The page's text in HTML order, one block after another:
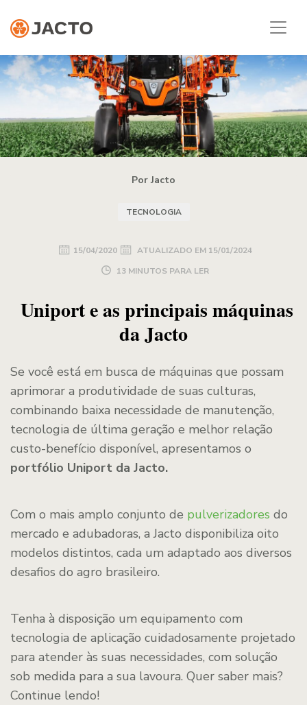
Por Jacto
TECNOLOGIA
15/04/2020 ATUALIZADO EM 15/01/2024
13 MINUTOS PARA LER
Uniport e as principais máquinas
da Jacto
Se você está em busca de máquinas que possam
aprimorar a produtividade de suas culturas,
combinando baixa necessidade de manutenção,
tecnologia de última geração e melhor relação
custo-benefício disponível, apresentamos o
portfólio Uniport da Jacto.
Com o mais amplo conjunto de pulverizadores do
mercado e adubadoras, a Jacto disponibiliza oito
modelos distintos, cada um adaptado aos diversos
desafios do agro brasileiro.
Tenha à disposição um equipamento com
tecnologia de aplicação cuidadosamente projetado
para atender às suas necessidades, com solução
sob medida para a sua lavoura. Quer saber mais?
Continue lendo!